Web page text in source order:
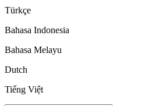
Türkçe
Bahasa Indonesia
Bahasa Melayu
Dutch
Tiếng Việt